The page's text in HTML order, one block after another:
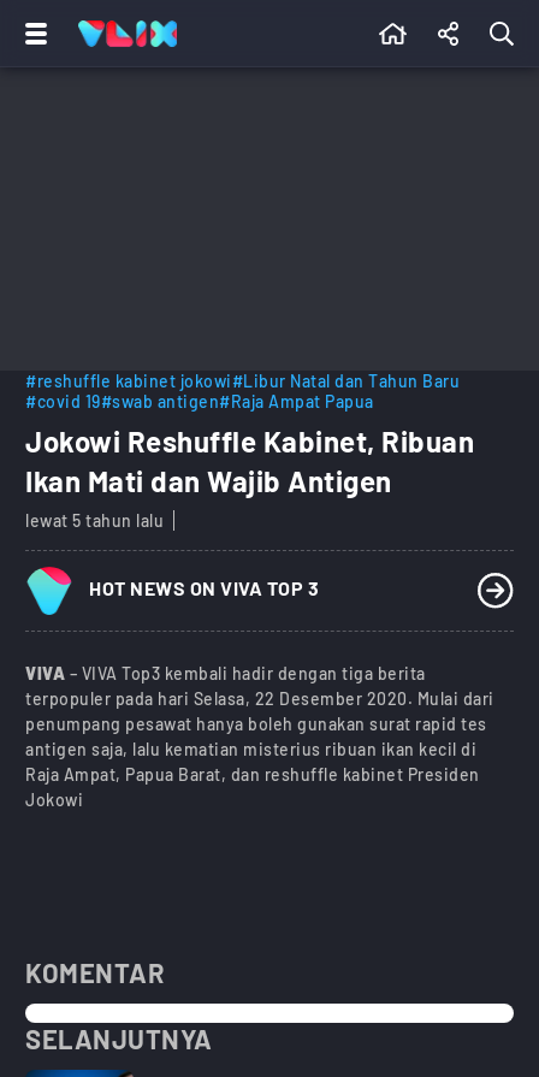
#reshuffle kabinet jokowi#Libur Natal dan Tahun Baru
#covid 19#swab antigen#Raja Ampat Papua
Jokowi Reshuffle Kabinet, Ribuan
Ikan Mati dan Wajib Antigen
lewat 5 tahun lalu
HOT NEWS ON VIVA TOP 3
VIVA – VIVA Top3 kembali hadir dengan tiga berita
terpopuler pada hari Selasa, 22 Desember 2020. Mulai dari
penumpang pesawat hanya boleh gunakan surat rapid tes
antigen saja, lalu kematian misterius ribuan ikan kecil di
Raja Ampat, Papua Barat, dan reshuffle kabinet Presiden
Jokowi
KOMENTAR
SELANJUTNYA